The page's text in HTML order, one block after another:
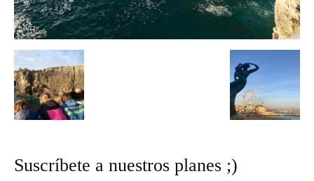
Suscríbete a nuestros planes ;)